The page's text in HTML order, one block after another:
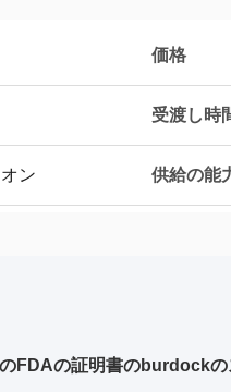
価格
受渡し時
ン 供給の能
FDAの証明書のburdockの